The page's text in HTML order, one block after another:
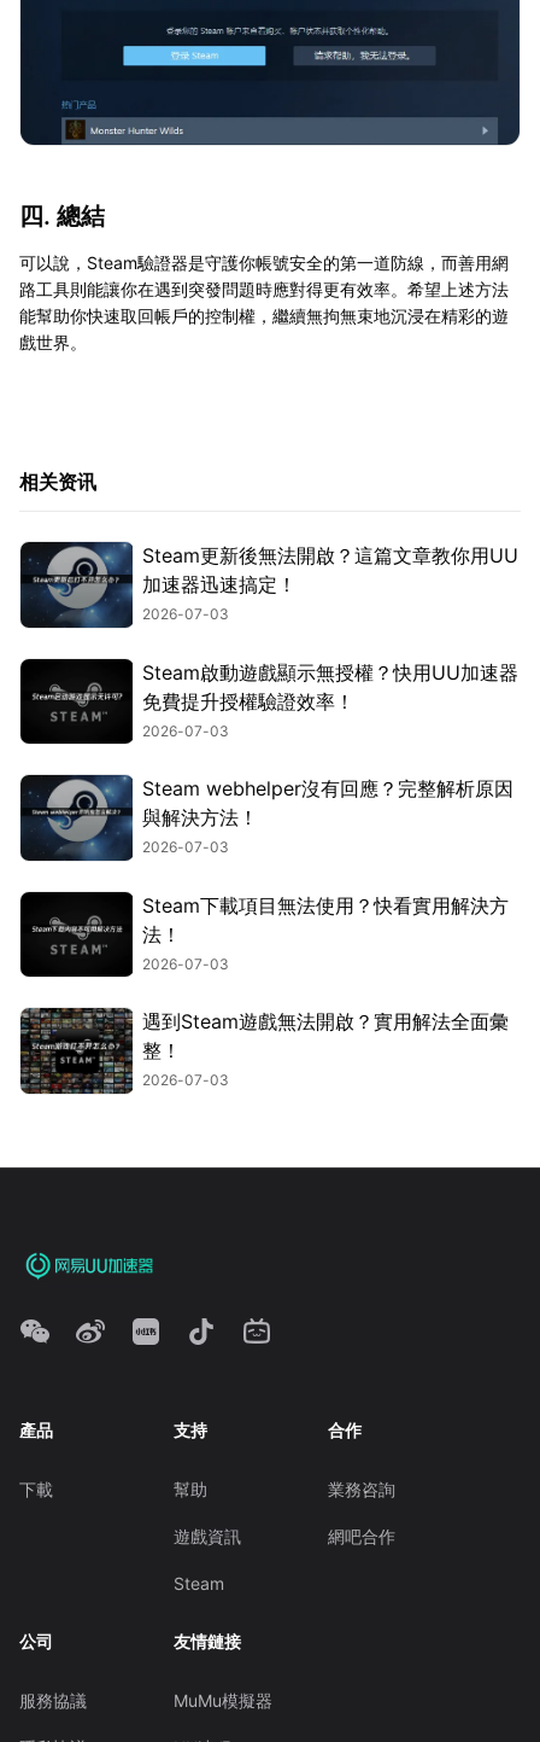
四. 總結
可以說，Steam驗證器是守護你帳號安全的第一道防線，而善用網
路工具則能讓你在遇到突發問題時應對得更有效率。希望上述方法
能幫助你快速取回帳戶的控制權，繼續無拘無束地沉浸在精彩的遊
戲世界。
相关资讯
Steam更新後無法開啟？這篇文章教你用UU
加速器迅速搞定！
2026-07-03
Steam啟動遊戲顯示無授權？快用UU加速器
免費提升授權驗證效率！
2026-07-03
Steam webhelper沒有回應？完整解析原因
與解決方法！
2026-07-03
Steam下載項目無法使用？快看實用解決方
法！
2026-07-03
遇到Steam遊戲無法開啟？實用解法全面彙
整！
2026-07-03
產品
下載
支持
幫助
遊戲資訊
Steam
合作
業務咨詢
網吧合作
公司
服務協議
友情鏈接
MuMu模擬器